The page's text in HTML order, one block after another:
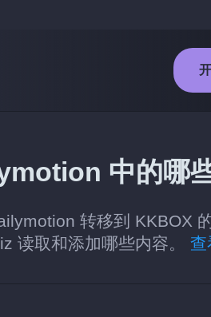
中的哪
转移到 KKBOX
读取和添加哪些内容。 查